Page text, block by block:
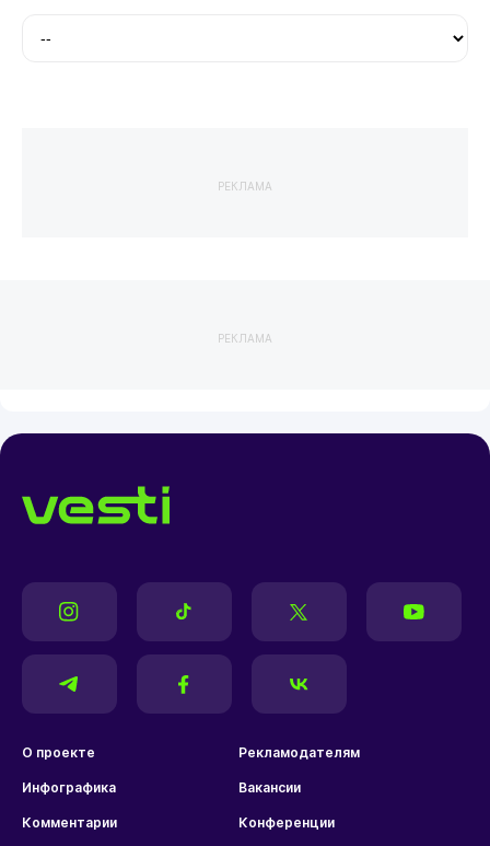
РЕКЛАМА
РЕКЛАМА
О проекте Рекламодателям
Инфографика Вакансии
Комментарии Конференции